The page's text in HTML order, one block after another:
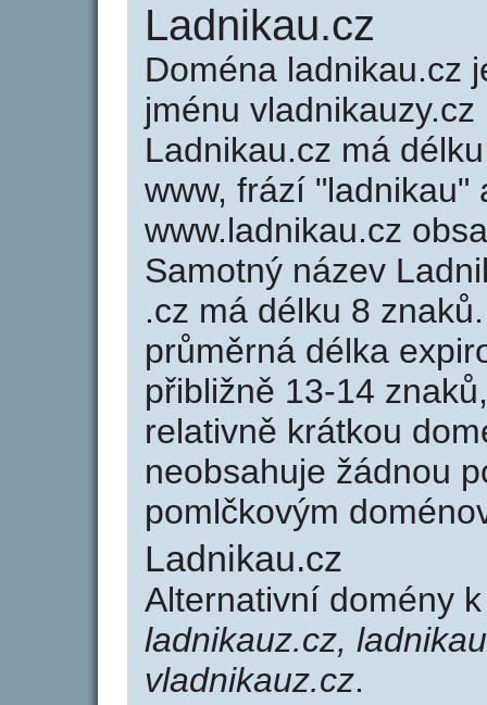
Ladnikau.cz
Doména ladnikau.cz
jménu
Ladnikau.cz má
www, frází "ladnikau"
www.ladnikau.cz
Samotný název
.cz má délku 8
průměrná délka
přibližně 13-14
relativně krátkou
neobsahuje žádnou
pomlčkovým
Ladnikau.cz
Alternativní domény
ladnikauz.cz,
vladnikauz.cz.